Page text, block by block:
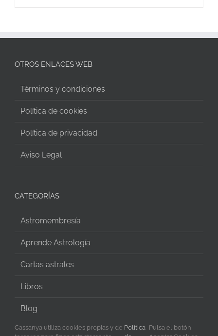
OTROS ENLACES WEB
Términos y condiciones
Política de cookies
Política de privacidad
Aviso Legal
CATEGORÍAS
Astromembresía
Aprende Astrología
Cartas astrales
Libros
Blog
Cassanya utiliza cookies propias y de Política Pulsa el botón